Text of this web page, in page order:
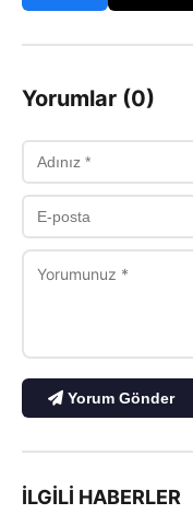
Yorumlar (0)
Yorum Gönder
İLGILI HABERLER